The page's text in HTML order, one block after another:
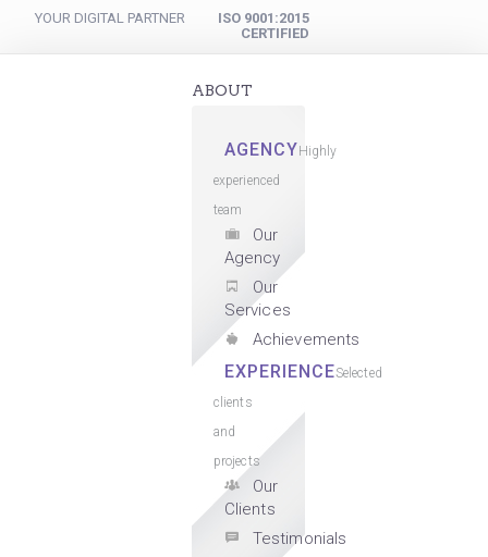
YOUR DIGITAL PARTNER ISO 9001:2015
CERTIFIED
ABOUT
AGENCY Highly
experienced
team
Our
Agency
Our
Services
Achievements
EXPERIENCESelected
clients
and
projects
Our
Clients
Testimonials